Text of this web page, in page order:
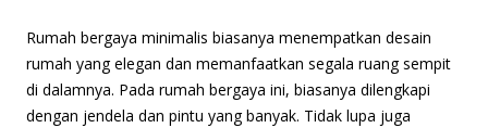
Rumah bergaya minimalis biasanya menempatkan desain
rumah yang elegan dan memanfaatkan segala ruang sempit
di dalamnya. Pada rumah bergaya ini, biasanya dilengkapi
dengan jendela dan pintu yang banyak. Tidak lupa juga